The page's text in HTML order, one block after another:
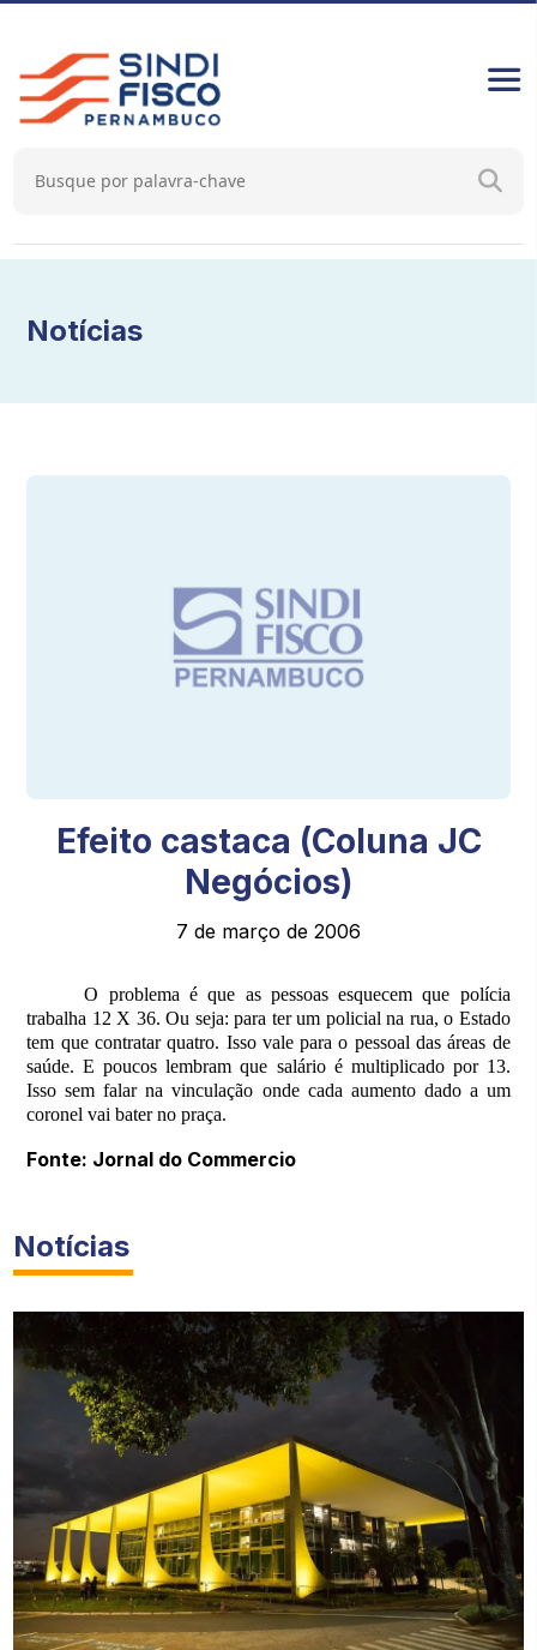
Notícias
Efeito castaca (Coluna JC
Negócios)
7 de março de 2006
O problema é que as pessoas esquecem que polícia
trabalha 12 X 36. Ou seja: para ter um policial na rua, o Estado
tem que contratar quatro. Isso vale para o pessoal das áreas de
saúde. E poucos lembram que salário é multiplicado por 13.
Isso sem falar na vinculação onde cada aumento dado a um
coronel vai bater no praça.
Fonte: Jornal do Commercio
Notícias